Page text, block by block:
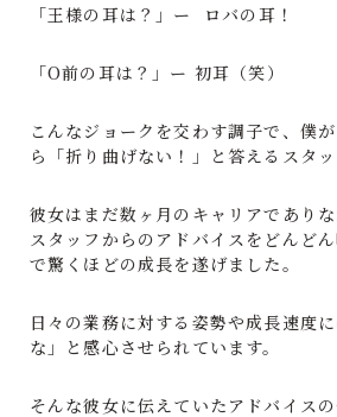
「王様の耳は？」ー ロバの耳！
「O前の耳は？」ー 初耳（笑）
こんなジョークを交わす調子で、僕
ら「折り曲げない！」と答えるスタッ
彼女はまだ数ヶ月のキャリアであり
スタッフからのアドバイスをどんど
で驚くほどの成長を遂げました。
日々の業務に対する姿勢や成長速度
な」と感心させられています。
そんな彼女に伝えていたアドバイス